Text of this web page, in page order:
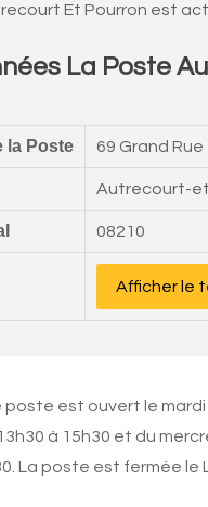
Et Pourron est
La Poste
la Poste 69 Grand Rue
Autrecourt-
08210
Afficher le
poste est ouvert le mardi
à 15h30 et du
La poste est fermée le